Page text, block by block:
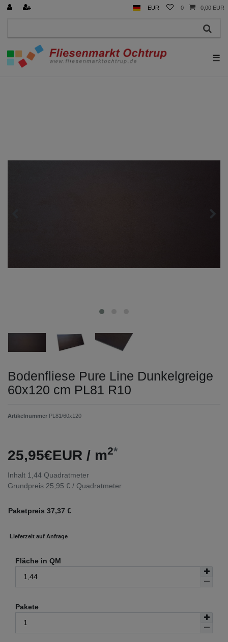
EUR 0 0,00 EUR
☰
Bodenfliese Pure Line Dunkelgreige
60x120 cm PL81 R10
Artikelnummer PL81/60x120
25,95€EUR / m2*
Inhalt 1,44 Quadratmeter
Grundpreis 25,95 € / Quadratmeter
Paketpreis 37,37 €
Lieferzeit auf Anfrage
Fläche in QM
Pakete